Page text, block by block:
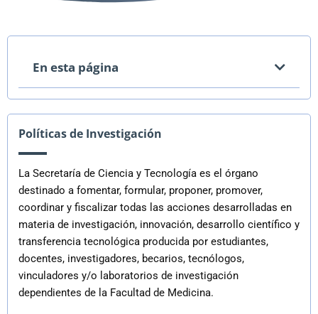
En esta página
Políticas de Investigación
La Secretaría de Ciencia y Tecnología es el órgano
destinado a fomentar, formular, proponer, promover,
coordinar y fiscalizar todas las acciones desarrolladas en
materia de investigación, innovación, desarrollo científico y
transferencia tecnológica producida por estudiantes,
docentes, investigadores, becarios, tecnólogos,
vinculadores y/o laboratorios de investigación
dependientes de la Facultad de Medicina.